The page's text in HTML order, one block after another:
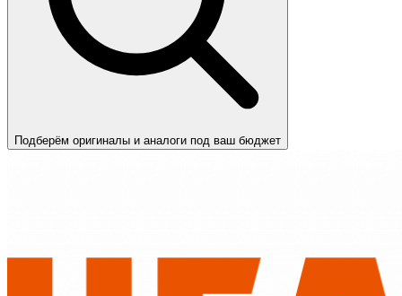
Подберём оригиналы и аналоги под ваш бюджет